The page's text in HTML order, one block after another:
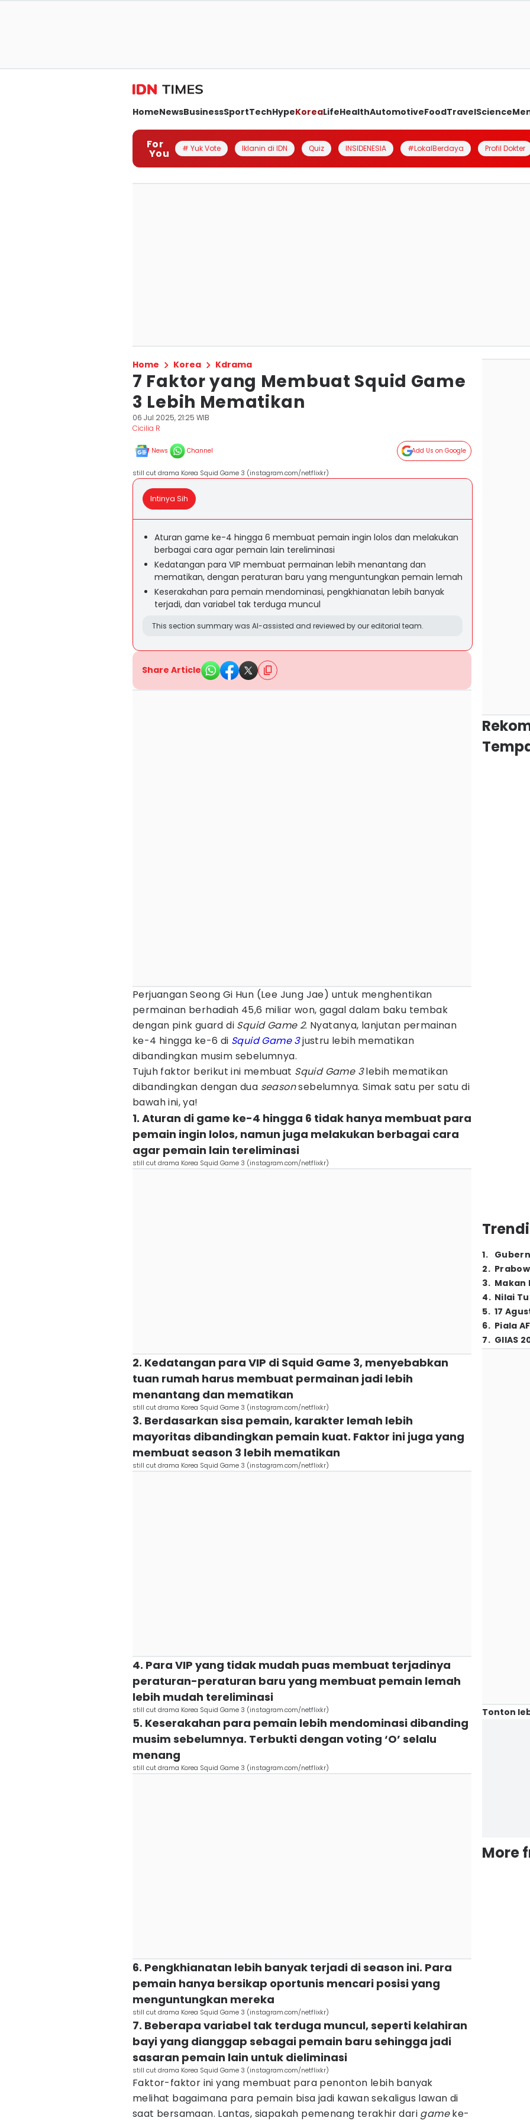
HomeNewsBusinessSportTechHypeKoreaLifeHealthAutomotiveFoodTravelScience
For
You # Yuk Vote Iklanin di IDN Quiz INSIDENESIA #LokalBerdaya Profil Dokter
Home Korea Kdrama
7 Faktor yang Membuat Squid Game
3 Lebih Mematikan
06 Jul 2025, 21:25 WIB
Cicilia R
News Channel Add Us on Google
still cut drama Korea Squid Game 3 (instagram.com/netflixkr)
Intinya Sih
Aturan game ke-4 hingga 6 membuat pemain ingin lolos dan melakukan
berbagai cara agar pemain lain tereliminasi
Kedatangan para VIP membuat permainan lebih menantang dan
mematikan, dengan peraturan baru yang menguntungkan pemain lemah
Keserakahan para pemain mendominasi, pengkhianatan lebih banyak
terjadi, dan variabel tak terduga muncul
This section summary was AI-assisted and reviewed by our editorial team.
Share Article
Perjuangan Seong Gi Hun (Lee Jung Jae) untuk menghentikan
permainan berhadiah 45,6 miliar won, gagal dalam baku tembak
dengan pink guard di Squid Game 2. Nyatanya, lanjutan permainan
ke-4 hingga ke-6 di Squid Game 3justru lebih mematikan
dibandingkan musim sebelumnya.
Tujuh faktor berikut ini membuat Squid Game 3lebih mematikan
dibandingkan dengan dua seasonsebelumnya. Simak satu per satu di
bawah ini, ya!
1. Aturan di game ke-4 hingga 6 tidak hanya membuat para
pemain ingin lolos, namun juga melakukan berbagai cara
agar pemain lain tereliminasi
still cut drama Korea Squid Game 3 (instagram.com/netflixkr)
2. Kedatangan para VIP di Squid Game 3, menyebabkan
tuan rumah harus membuat permainan jadi lebih
menantang dan mematikan
still cut drama Korea Squid Game 3 (instagram.com/netflixkr)
3. Berdasarkan sisa pemain, karakter lemah lebih
mayoritas dibandingkan pemain kuat. Faktor ini juga yang
membuat season 3 lebih mematikan
still cut drama Korea Squid Game 3 (instagram.com/netflixkr)
4. Para VIP yang tidak mudah puas membuat terjadinya
peraturan-peraturan baru yang membuat pemain lemah
lebih mudah tereliminasi
still cut drama Korea Squid Game 3 (instagram.com/netflixkr)
5. Keserakahan para pemain lebih mendominasi dibanding
musim sebelumnya. Terbukti dengan voting ‘O’ selalu
menang
still cut drama Korea Squid Game 3 (instagram.com/netflixkr)
6. Pengkhianatan lebih banyak terjadi di season ini. Para
pemain hanya bersikap oportunis mencari posisi yang
menguntungkan mereka
still cut drama Korea Squid Game 3 (instagram.com/netflixkr)
7. Beberapa variabel tak terduga muncul, seperti kelahiran
bayi yang dianggap sebagai pemain baru sehingga jadi
sasaran pemain lain untuk dieliminasi
still cut drama Korea Squid Game 3 (instagram.com/netflixkr)
Faktor-faktor ini yang membuat para penonton lebih banyak
melihat bagaimana para pemain bisa jadi kawan sekaligus lawan di
saat bersamaan. Lantas, siapakah pemenang terakhir dari gameke-
1.
2.
3. Makan
4. Nilai
5. 17
6. Piala
7. GIIAS
Tonton
More